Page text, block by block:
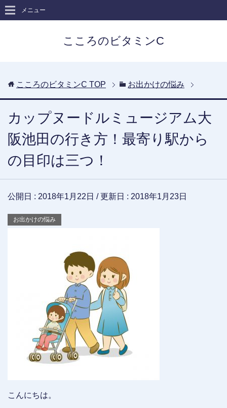
こころのビタミンC
メニュー
こころのビタミンC TOP お出かけの悩み
カップヌードルミュージアム大
阪池田の行き方！最寄り駅から
の目印は三つ！
公開日 : 2018年1月22日 / 更新日 : 2018年1月23日
お出かけの悩み
こんにちは。